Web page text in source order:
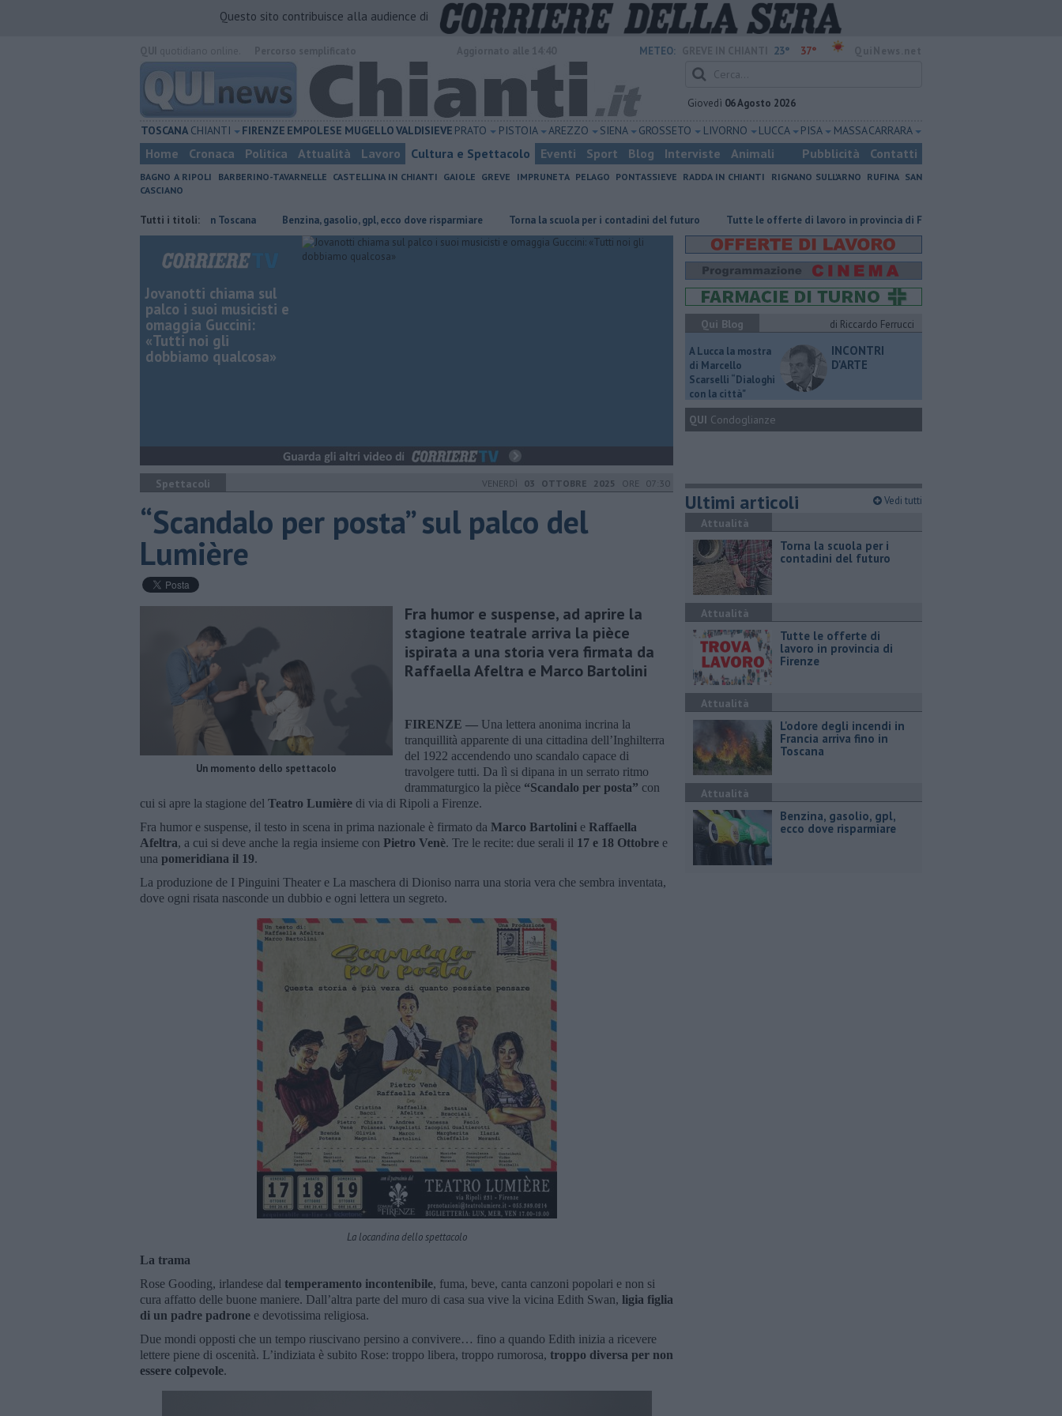
Questo sito contribuisce alla audience di
METEO: 23° 37°
Giovedì 06 Agosto 2026
TOSCANA CHIANTI FIRENZE EMPOLESE MUGELLOVALDISIEVE PRATO PISTOIA AREZZO SIENA GROSSETO LIVORNO LUCCA PISA MASSA CARRARA
Home Cronaca Politica Attualità Lavoro Cultura e Spettacolo Eventi Sport Blog Interviste Animali Pubblicità Contatti
BAGNO A RIPOLI BARBERINO-TAVARNELLE CASTELLINA IN CHIANTI GAIOLE GREVE IMPRUNETA PELAGO PONTASSIEVE RADDA IN CHIANTI RIGNANO SULL'ARNO RUFINA SAN
CASCIANO
Tutti i titoli:
incendi in Francia arriva fino in Toscana ​Benzina, gasolio, gpl, ecco dove risparmiare Torna la scuola per i contadini del futuro ​Tutte le offerte di lavoro in provincia di Firenze
Jovanotti chiama sul
palco i suoi musicisti e
omaggia Guccini:
«Tutti noi gli
dobbiamo qualcosa»
Spettacoli VENERDÌ 03 OTTOBRE 2025 ORE 07:30
“Scandalo per posta” sul palco del
Lumière
Un momento dello spettacolo
Fra humor e suspense, ad aprire la
stagione teatrale arriva la pièce
ispirata a una storia vera firmata da
Raffaella Afeltra e Marco Bartolini
FIRENZE — Una lettera anonima incrina la
tranquillità apparente di una cittadina dell’Inghilterra
del 1922 accendendo uno scandalo capace di
travolgere tutti. Da lì si dipana in un serrato ritmo
drammaturgico la pièce “Scandalo per posta” con
cui si apre la stagione del Teatro Lumière di via di Ripoli a Firenze.
Fra humor e suspense, il testo in scena in prima nazionale è firmato da Marco Bartolini e Raffaella
Afeltra, a cui si deve anche la regia insieme con Pietro Venè. Tre le recite: due serali il 17 e 18 Ottobre e
una pomeridiana il 19.
La produzione de I Pinguini Theater e La maschera di Dioniso narra una storia vera che sembra inventata,
dove ogni risata nasconde un dubbio e ogni lettera un segreto.
La locandina dello spettacolo
La trama
Rose Gooding, irlandese dal temperamento incontenibile, fuma, beve, canta canzoni popolari e non si
cura affatto delle buone maniere. Dall’altra parte del muro di casa sua vive la vicina Edith Swan, ligia figlia
di un padre padrone e devotissima religiosa.
Due mondi opposti che un tempo riuscivano persino a convivere… fino a quando Edith inizia a ricevere
lettere piene di oscenità. L’indiziata è subito Rose: troppo libera, troppo rumorosa, troppo diversa per non
essere colpevole.
Qui Blog
di Riccardo Ferrucci
A Lucca la mostra
di Marcello
Scarselli “Dialoghi
con la città"
INCONTRI
D'ARTE
QUI Condoglianze
Ultimi articoli Vedi tutti
Attualità
Torna la scuola per i
contadini del futuro
Attualità
​Tutte le offerte di
lavoro in provincia di
Firenze
Attualità
L'odore degli incendi in
Francia arriva fino in
Toscana
Attualità
​Benzina, gasolio, gpl,
ecco dove risparmiare